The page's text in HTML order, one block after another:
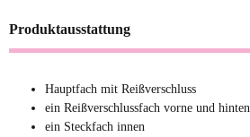
Produktausstattung
Hauptfach mit Reißverschluss
ein Reißverschlussfach vorne und hinten
ein Steckfach innen